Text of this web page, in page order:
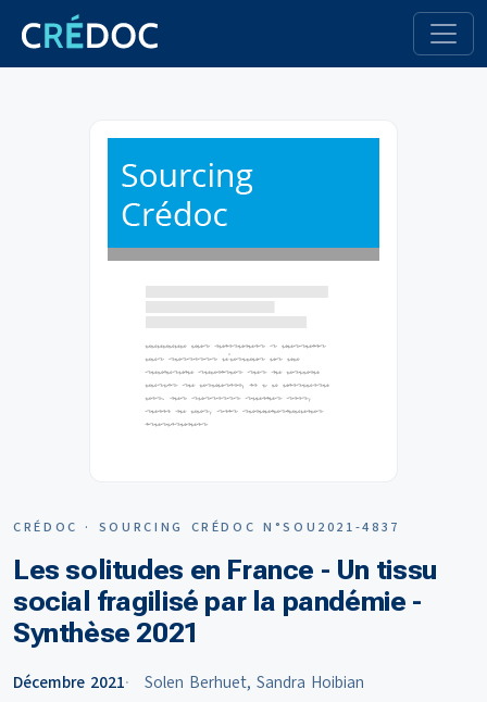
CRÉDOC · SOURCING CRÉDOC N°SOU2021-4837
Les solitudes en France - Un tissu
social fragilisé par la pandémie -
Synthèse 2021
Décembre 2021 Solen Berhuet, Sandra Hoibian